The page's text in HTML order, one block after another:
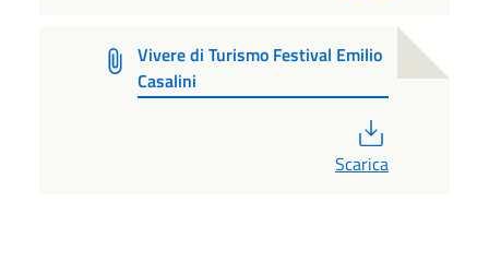
Vivere di Turismo Festival Emilio
Casalini
Scarica